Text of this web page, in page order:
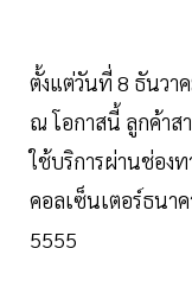
ตั้งแต่วันที่ 8 ธันวา
ณ โอกาสนี้ ลูกค้าส
ใช้บริการผ่านช่อง
คอลเซ็นเตอร์ธนา
5555